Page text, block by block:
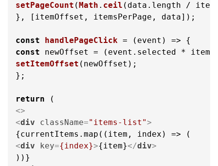
setPageCount (Math . ceil (data. length /
}, [itemOffset, itemsPerPage, data]);
const handlePageClick = ( event
const newOffset = (event. selected *
setItemOffset (newOffset);
};
return
<>
<div className="items-list">
<div key={index}>{item}</div>